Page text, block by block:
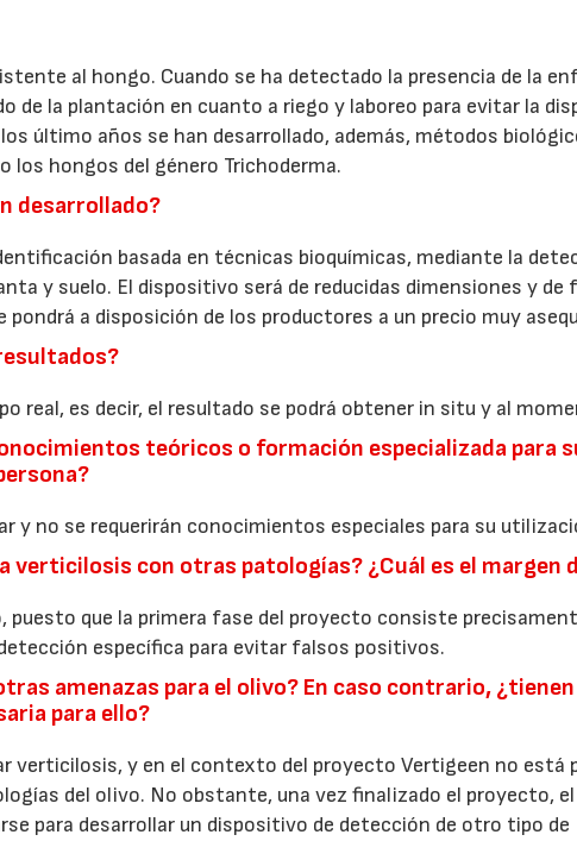
al hongo. Cuando se ha detectado la presencia de la
de la plantación en cuanto a riego y laboreo para evitar la
último años se han desarrollado, además, métodos
hongos del género Trichoderma.
desarrollado?
basada en técnicas bioquímicas, mediante la
y suelo. El dispositivo será de reducidas dimensiones y de
a disposición de los productores a un precio muy
real, es decir, el resultado se podrá obtener in situ y al
teóricos o formación especializada para
y no se requerirán conocimientos especiales para su
verticilosis con otras patologías? ¿Cuál es el margen
puesto que la primera fase del proyecto consiste
específica para evitar falsos positivos.
amenazas para el olivo? En caso contrario,
para ello?
verticilosis, y en el contexto del proyecto Vertigeen no está
del olivo. No obstante, una vez finalizado el proyecto, el
para desarrollar un dispositivo de detección de otro tipo de